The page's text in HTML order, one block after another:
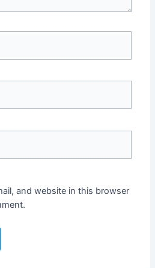
and website in this browser